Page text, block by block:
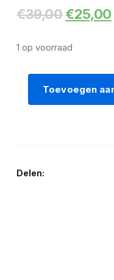
€39,00
prijs
was:
€39,00.
€25,00
1 op voorraad
Toevoegen
Delen: